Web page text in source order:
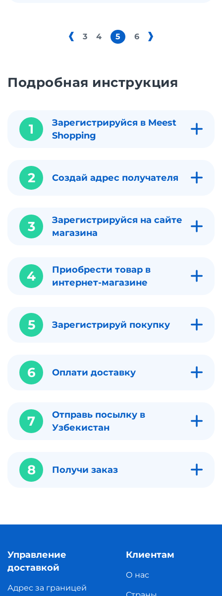
3 4 5 6
Подробная инструкция
1
Зарегистрируйся в Meest
Shopping
2 Создай адрес получателя
3
Зарегистрируйся на сайте
магазина
4
Приобрести товар в
интернет-магазине
5 Зарегистрируй покупку
6 Оплати доставку
7
Отправь посылку в
Узбекистан
8 Получи заказ
Управление
доставкой
Адрес за границей
Клиентам
О нас